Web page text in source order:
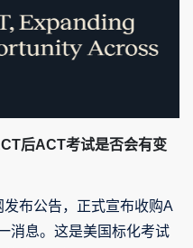
后ACT考试是否会有变
布公告，正式宣布收购A
消息。这是美国标化考试